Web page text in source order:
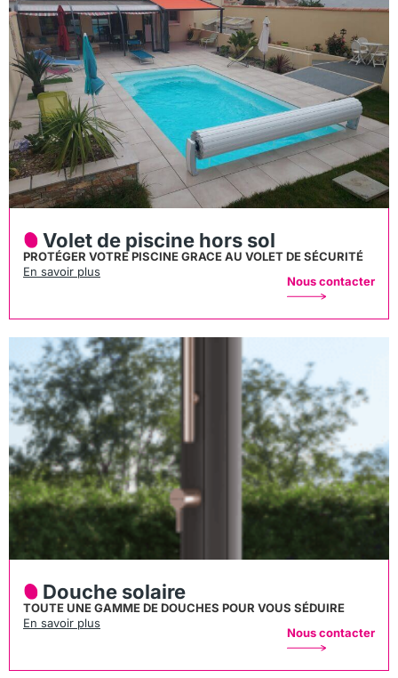
Volet de piscine hors sol
PROTÉGER VOTRE PISCINE GRACE AU VOLET DE SÉCURITÉ
En savoir plus
Nous contacter
Douche solaire
TOUTE UNE GAMME DE DOUCHES POUR VOUS SÉDUIRE
En savoir plus
Nous contacter